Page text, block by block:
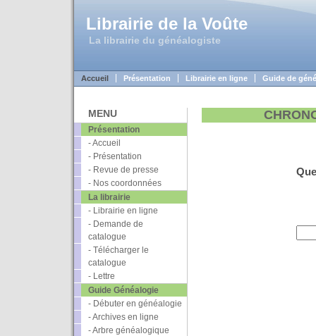
Librairie de la Voûte
La librairie du généalogiste
Accueil Présentation Librairie en ligne Guide de
MENU
Présentation
- Accueil
- Présentation
- Revue de presse
- Nos coordonnées
La librairie
- Librairie en ligne
- Demande de
catalogue
- Télécharger le
catalogue
- Lettre
Guide Généalogie
- Débuter en généalogie
- Archives en ligne
- Arbre généalogique